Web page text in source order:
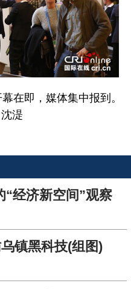
在即，媒体集中报到。
湜
“经济新空间”观察
镇黑科技(组图)